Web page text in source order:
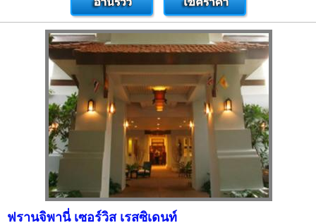
ฟรานจิพานี่ เซอร์วิส เรสซิเดนท์